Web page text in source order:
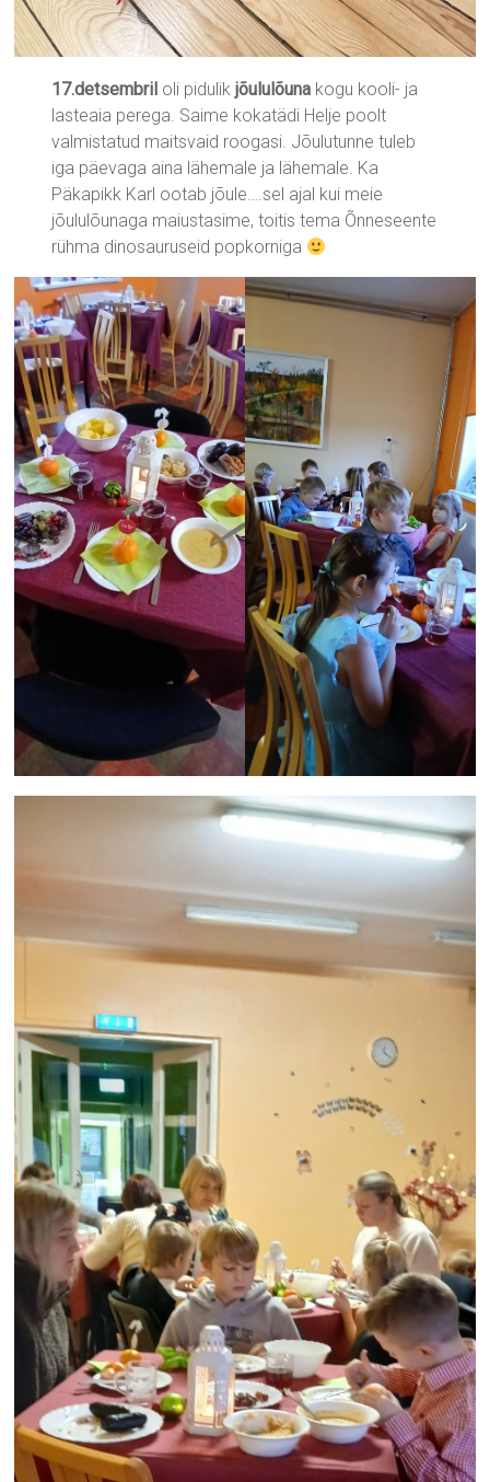
17.detsembril oli pidulikjõululõuna kogu kooli- ja
lasteaia perega. Saime kokatädi Helje poolt
valmistatud maitsvaid roogasi. Jõulutunne tuleb
iga päevaga aina lähemale ja lähemale. Ka
Päkapikk Karl ootab jõule….sel ajal kui meie
jõululõunaga maiustasime, toitis tema Õnneseente
rühma dinosauruseid popkorniga